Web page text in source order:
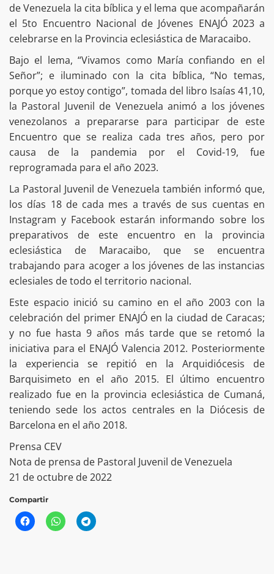
de Venezuela la cita bíblica y el lema que acompañarán
el 5to Encuentro Nacional de Jóvenes ENAJÓ 2023 a
celebrarse en la Provincia eclesiástica de Maracaibo.
Bajo el lema, “Vivamos como María confiando en el
Señor”; e iluminado con la cita bíblica, “No temas,
porque yo estoy contigo”, tomada del libro Isaías 41,10,
la Pastoral Juvenil de Venezuela animó a los jóvenes
venezolanos a prepararse para participar de este
Encuentro que se realiza cada tres años, pero por
causa de la pandemia por el Covid-19, fue
reprogramada para el año 2023.
La Pastoral Juvenil de Venezuela también informó que,
los días 18 de cada mes a través de sus cuentas en
Instagram y Facebook estarán informando sobre los
preparativos de este encuentro en la provincia
eclesiástica de Maracaibo, que se encuentra
trabajando para acoger a los jóvenes de las instancias
eclesiales de todo el territorio nacional.
Este espacio inició su camino en el año 2003 con la
celebración del primer ENAJÓ en la ciudad de Caracas;
y no fue hasta 9 años más tarde que se retomó la
iniciativa para el ENAJÓ Valencia 2012. Posteriormente
la experiencia se repitió en la Arquidiócesis de
Barquisimeto en el año 2015. El último encuentro
realizado fue en la provincia eclesiástica de Cumaná,
teniendo sede los actos centrales en la Diócesis de
Barcelona en el año 2018.
Prensa CEV
Nota de prensa de Pastoral Juvenil de Venezuela
21 de octubre de 2022
Compartir